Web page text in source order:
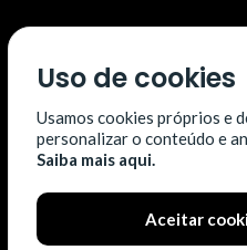
OFFICIAL
Uso de cookies
Usamos cookies próprios e
personalizar o conteúdo e
Saiba mais aqui.
Aceitar